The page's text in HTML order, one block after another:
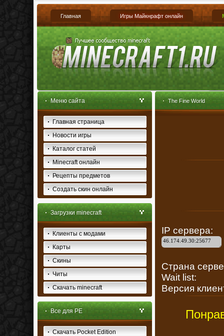
Главная Игры Майкнрафт онлайн
Меню сайта
Главная страница
Новости игры
Каталог статей
Minecraft онлайн
Рецепты предметов
Создать скин онлайн
Загрузки minecraft
Клиенты с модами
Карты
Скины
Читы
Скачать minecraft
Все для PE
Скачать Pocket Edition
The Fine World
IP
Страна
Wait list:
Версия